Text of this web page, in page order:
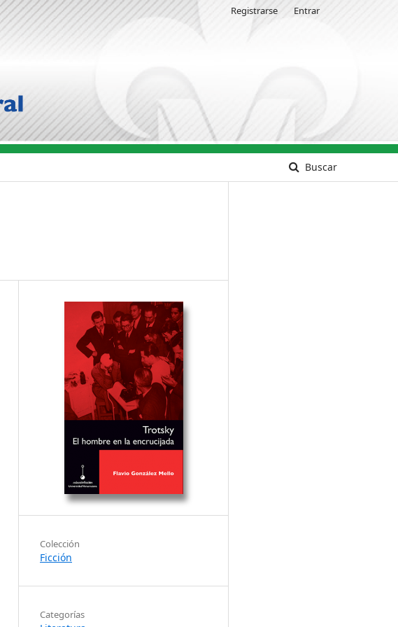
Buscar
Registrarse Entrar
Colección
Ficción
Categorías